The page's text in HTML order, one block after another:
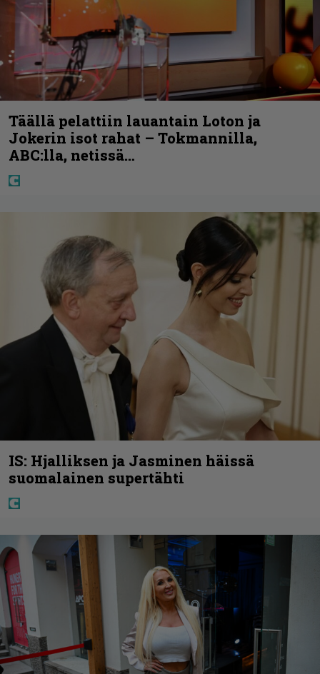
Täällä pelattiin lauantain Loton ja
Jokerin isot rahat – Tokmannilla,
ABC:lla, netissä…
IS: Hjalliksen ja Jasminen häissä
suomalainen supertähti